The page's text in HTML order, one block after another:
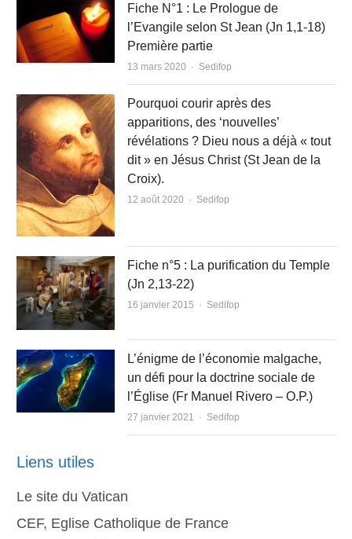
Fiche N°1 : Le Prologue de
l’Evangile selon St Jean (Jn 1,1-18)
Première partie
13 mars 2020 Author
Sedifop
Pourquoi courir après des
apparitions, des ‘nouvelles’
révélations ? Dieu nous a déjà « tout
dit » en Jésus Christ (St Jean de la
Croix).
12 août 2020 Author
Sedifop
Fiche n°5 : La purification du Temple
(Jn 2,13-22)
16 janvier 2015 Author
Sedifop
L’énigme de l’économie malgache,
un défi pour la doctrine sociale de
l’Église (Fr Manuel Rivero – O.P.)
27 janvier 2021 Author
Sedifop
Liens utiles
Le site du Vatican
CEF, Eglise Catholique de France